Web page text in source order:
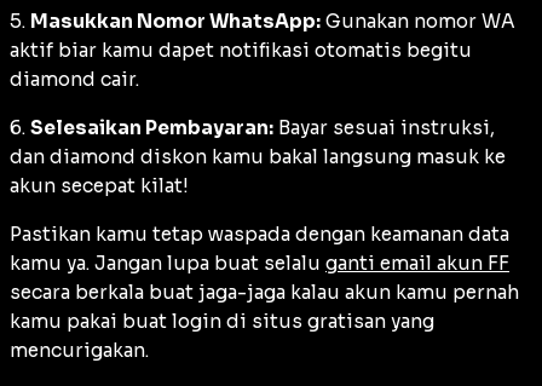
5. Masukkan Nomor WhatsApp: Gunakan nomor WA
aktif biar kamu dapet notifikasi otomatis begitu
diamond cair.
6. Selesaikan Pembayaran: Bayar sesuai instruksi,
dan diamond diskon kamu bakal langsung masuk ke
akun secepat kilat!
Pastikan kamu tetap waspada dengan keamanan data
kamu ya. Jangan lupa buat selalu ganti email akun FF
secara berkala buat jaga-jaga kalau akun kamu pernah
kamu pakai buat login di situs gratisan yang
mencurigakan.